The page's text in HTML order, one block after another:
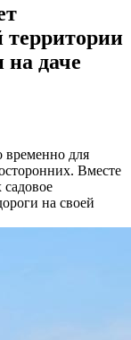
территории
на даче
для
Вместе
садовое
на своей